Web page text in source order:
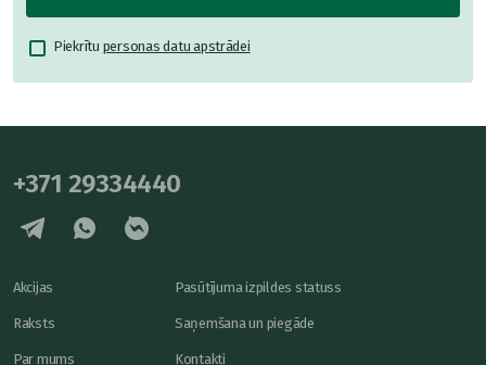
Piekrītu personas datu apstrādei
+371 29334440
Akcijas
Raksts
Par mums
Pasūtījuma izpildes statuss
Saņemšana un piegāde
Kontakti